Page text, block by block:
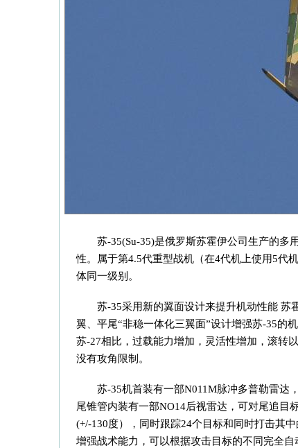
苏-35(Su-35)是俄罗斯苏霍伊公司生产的多
性。属于第4.5代重型战机（在4代机上使用5代
体同一级别。
苏-35采用新的翼面设计来提升机动性能 苏
翼、平尾“非稳一体化三翼面”设计增强苏-35的
苏-27相比，过载能力增加，灵活性增加，滚转
没有攻角限制。
苏-35机首装有一部N011M脉冲多普勒雷达
尾锥管内装有一部NO14后视雷达，可对尾追目
(+/-130度），同时跟踪24个目标和同时打击其
增强战术能力，可以根据攻击目标的不同完全自